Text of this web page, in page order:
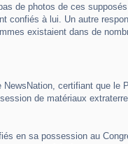
de photos de ces
confiés à lui. Un autre
existaient dans de
certifiant que le
de matériaux
en sa possession au